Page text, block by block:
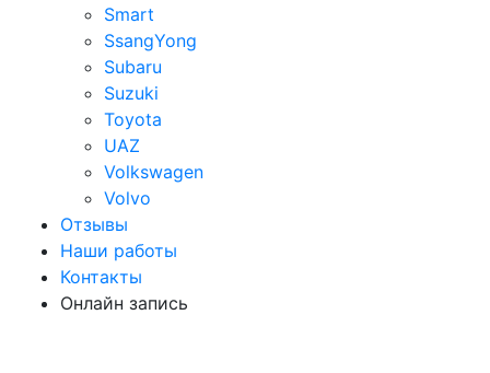
Smart
SsangYong
Subaru
Suzuki
Toyota
UAZ
Volkswagen
Volvo
Отзывы
Наши работы
Контакты
Онлайн запись